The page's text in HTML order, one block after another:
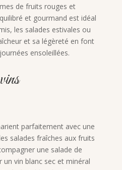
de fruits rouges et
et gourmand est idéal
les salades estivales ou
et sa légèreté en font
ensoleillées.
parfaitement avec une
salades fraîches aux fruits
une salade de
un vin blanc sec et minéral